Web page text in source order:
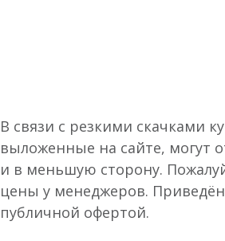
В связи с резкими скачками
выложенные на сайте, могут
и в меньшую сторону.
цены у менеджеров.
публичной офертой.